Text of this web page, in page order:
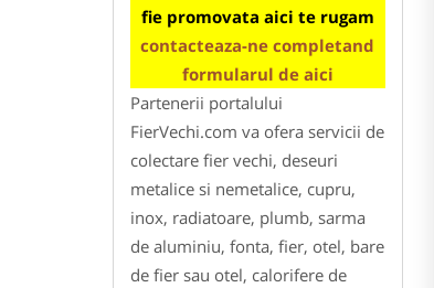
fie promovata aici te rugam
contacteaza-ne completand
formularul de aici
Partenerii portalului
FierVechi.com va ofera servicii de
colectare fier vechi, deseuri
metalice si nemetalice, cupru,
inox, radiatoare, plumb, sarma
de aluminiu, fonta, fier, otel, bare
de fier sau otel, calorifere de